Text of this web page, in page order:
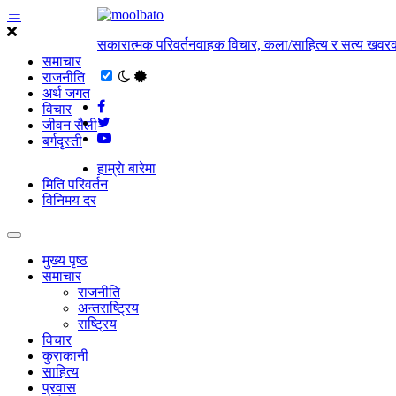
समाचार
राजनीति
अर्थ जगत
विचार
जीवन सैली
बर्गदृस्ती
सकारात्मक परिवर्तनवाहक विचार, कला/साहित्य र सत्य
हाम्राे बारेमा
मिति परिवर्तन
विनिमय दर
मुख्य पृष्ठ
समाचार
राजनीति
अन्तराष्ट्रिय
राष्ट्रिय
विचार
कुराकानी
साहित्य
प्रवास